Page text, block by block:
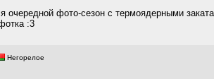
очередной фото-сезон с термоядерными
:3
Негорелое